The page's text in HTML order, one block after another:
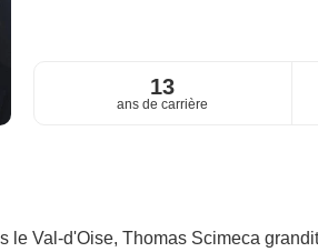
13
ans de carrière
le Val-d'Oise, Thomas Scimeca